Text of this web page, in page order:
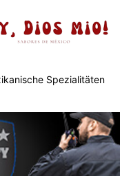
Spezialitäten